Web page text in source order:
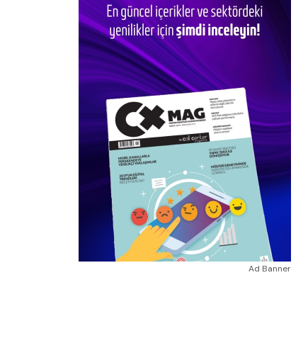
Ad Banner